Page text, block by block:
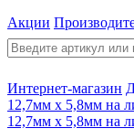
Акции
Интернет-магазин
12,7мм х 5,8мм на
12,7мм х 5,8мм на